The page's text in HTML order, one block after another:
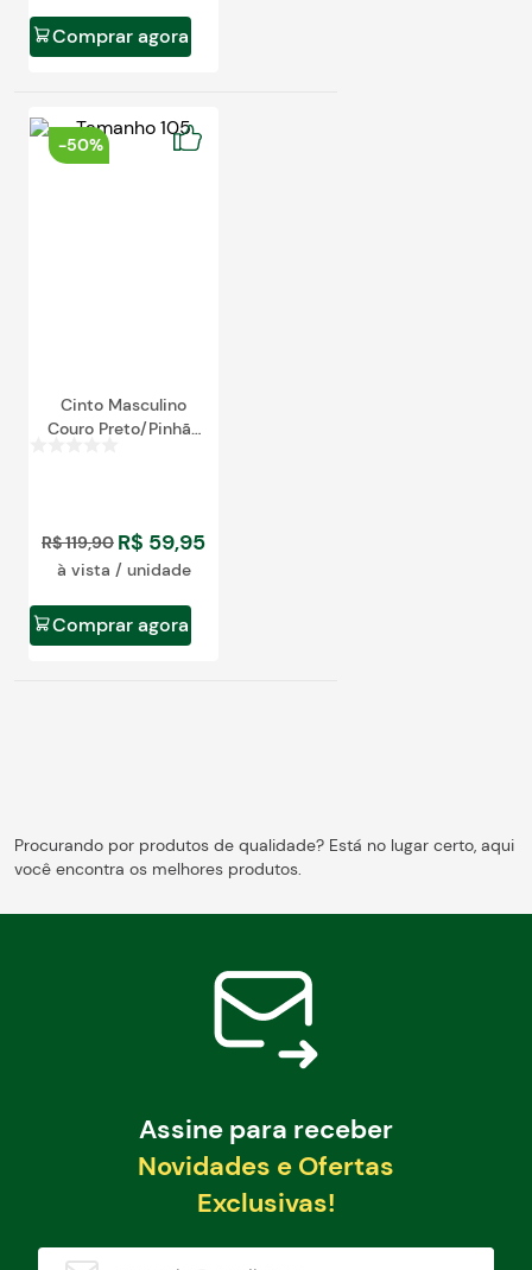
Comprar agora
-50%
Cinto Masculino
Couro Preto/Pinhão
R$119,90 R$ 59,95
à vista / unidade
Comprar agora
Procurando por produtos de qualidade? Está no lugar certo, aqui
você encontra os melhores produtos.
Assine para receber
Novidades e Ofertas
Exclusivas!